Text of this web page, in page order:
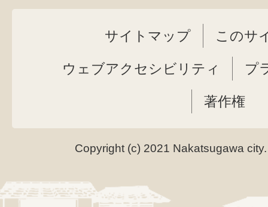
サイトマップ このサ
ウェブアクセシビリティ プ
著作権
Copyright (c) 2021 Nakatsugawa